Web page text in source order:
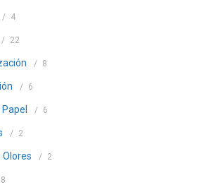
4
22
8
6
6
2
Olores 2
8